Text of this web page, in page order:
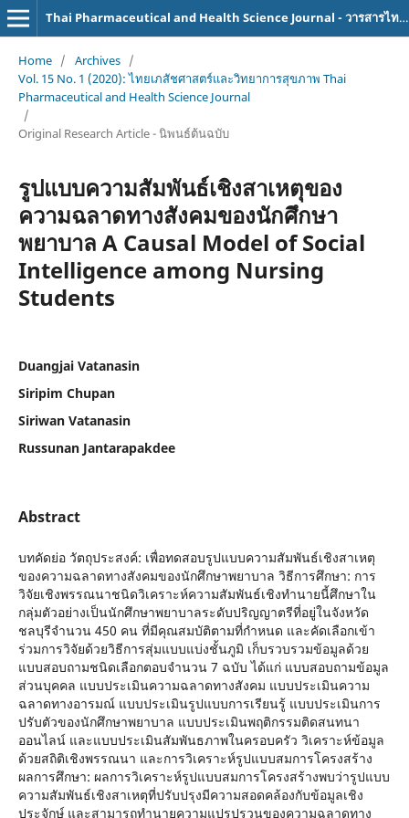
Thai Pharmaceutical and Health Science Journal - วารสารไทยเภสัชศาสตร์และวิทยาการสุขภาพ
Home / Archives /
Vol. 15 No. 1 (2020): ไทยเภสัชศาสตร์และวิทยาการสุขภาพ Thai
Pharmaceutical and Health Science Journal
/
Original Research Article - นิพนธ์ต้นฉบับ
รูปแบบความสัมพันธ์เชิงสาเหตุของ
ความฉลาดทางสังคมของนักศึกษา
พยาบาล A Causal Model of Social
Intelligence among Nursing
Students
Duangjai Vatanasin
Siripim Chupan
Siriwan Vatanasin
Russunan Jantarapakdee
Abstract
บทคัดย่อ วัตถุประสงค์: เพื่อทดสอบรูปแบบความสัมพันธ์เชิงสาเหตุ
ของความฉลาดทางสังคมของนักศึกษาพยาบาล วิธีการศึกษา: การ
วิจัยเชิงพรรณนาชนิดวิเคราะห์ความสัมพันธ์เชิงทำนายนี้ศึกษาใน
กลุ่มตัวอย่างเป็นนักศึกษาพยาบาลระดับปริญญาตรีที่อยู่ในจังหวัด
ชลบุรีจำนวน 450 คน ที่มีคุณสมบัติตามที่กำหนด และคัดเลือกเข้า
ร่วมการวิจัยด้วยวิธีการสุ่มแบบแบ่งชั้นภูมิ เก็บรวบรวมข้อมูลด้วย
แบบสอบถามชนิดเลือกตอบจำนวน 7 ฉบับ ได้แก่ แบบสอบถามข้อมูล
ส่วนบุคคล แบบประเมินความฉลาดทางสังคม แบบประเมินความ
ฉลาดทางอารมณ์ แบบประเมินรูปแบบการเรียนรู้ แบบประเมินการ
ปรับตัวของนักศึกษาพยาบาล แบบประเมินพฤติกรรมติดสนทนา
ออนไลน์ และแบบประเมินสัมพันธภาพในครอบครัว วิเคราะห์ข้อมูล
ด้วยสถิติเชิงพรรณนา และการวิเคราะห์รูปแบบสมการโครงสร้าง
ผลการศึกษา: ผลการวิเคราะห์รูปแบบสมการโครงสร้างพบว่ารูปแบบ
ความสัมพันธ์เชิงสาเหตุที่ปรับปรุงมีความสอดคล้องกับข้อมูลเชิง
ประจักษ์ และสามารถทำนายความแปรปรวนของความฉลาดทาง